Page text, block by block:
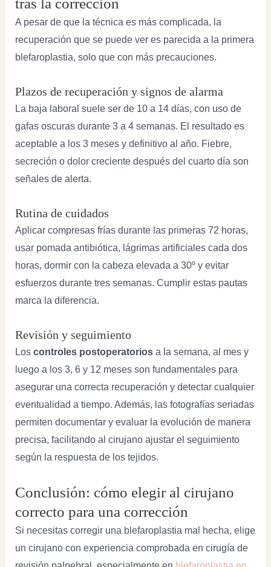
tras la corrección
A pesar de que la técnica es más complicada, la
recuperación que se puede ver es parecida a la primera
blefaroplastia, solo que con más precauciones.
Plazos de recuperación y signos de alarma
La baja laboral suele ser de 10 a 14 días, con uso de
gafas oscuras durante 3 a 4 semanas. El resultado es
aceptable a los 3 meses y definitivo al año. Fiebre,
secreción o dolor creciente después del cuarto día son
señales de alerta.
Rutina de cuidados
Aplicar compresas frías durante las primeras 72 horas,
usar pomada antibiótica, lágrimas artificiales cada dos
horas, dormir con la cabeza elevada a 30º y evitar
esfuerzos durante tres semanas. Cumplir estas pautas
marca la diferencia.
Revisión y seguimiento
Los controles postoperatoriosa la semana, al mes y
luego a los 3, 6 y 12 meses son fundamentales para
asegurar una correcta recuperación y detectar cualquier
eventualidad a tiempo. Además, las fotografías seriadas
permiten documentar y evaluar la evolución de manera
precisa, facilitando al cirujano ajustar el seguimiento
según la respuesta de los tejidos.
Conclusión: cómo elegir al cirujano
correcto para una corrección
Si necesitas corregir una blefaroplastia mal hecha, elige
un cirujano con experiencia comprobada en cirugía de